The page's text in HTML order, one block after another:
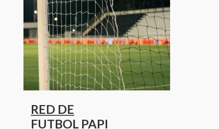
RED DE
FUTBOL PAPI